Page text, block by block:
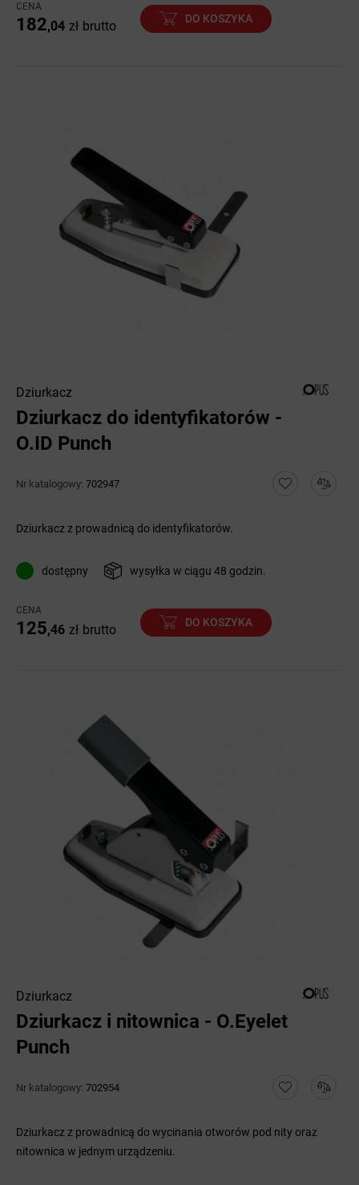
CENA
182,04 zł brutto
DO KOSZYKA
Dziurkacz
Dziurkacz do identyfikatorów -
O.ID Punch
Nr katalogowy: 702947
Dziurkacz z prowadnicą do identyfikatorów.
dostępny wysyłka w ciągu 48 godzin.
CENA
125,46 zł brutto
DO KOSZYKA
Dziurkacz
Dziurkacz i nitownica - O.Eyelet
Punch
Nr katalogowy: 702954
Dziurkacz z prowadnicą do wycinania otworów pod nity oraz
nitownica w jednym urządzeniu.